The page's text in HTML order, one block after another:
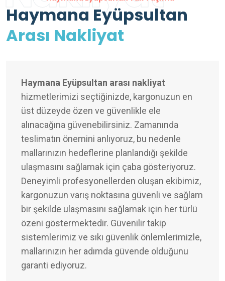
Haymana Eyüpsultan
Arası Nakliyat
Haymana Eyüpsultan arası nakliyat
hizmetlerimizi seçtiğinizde, kargonuzun en
üst düzeyde özen ve güvenlikle ele
alınacağına güvenebilirsiniz. Zamanında
teslimatın önemini anlıyoruz, bu nedenle
mallarınızın hedeflerine planlandığı şekilde
ulaşmasını sağlamak için çaba gösteriyoruz.
Deneyimli profesyonellerden oluşan ekibimiz,
kargonuzun varış noktasına güvenli ve sağlam
bir şekilde ulaşmasını sağlamak için her türlü
özeni göstermektedir. Güvenilir takip
sistemlerimiz ve sıkı güvenlik önlemlerimizle,
mallarınızın her adımda güvende olduğunu
garanti ediyoruz.